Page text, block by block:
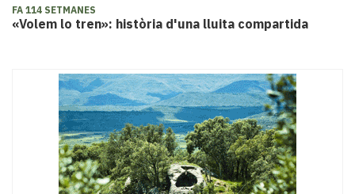
FA 114 SETMANES
«Volem lo tren»: història d'una lluita compartida